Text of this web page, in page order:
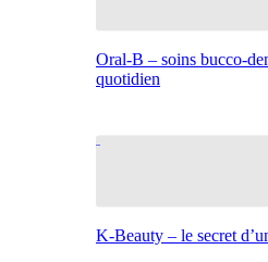
Oral-B – soins bucco-
quotidien
K-Beauty – le secret